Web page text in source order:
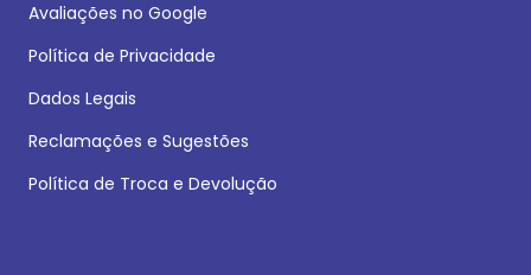
Avaliações no Google
Política de Privacidade
Dados Legais
Reclamações e Sugestões
Política de Troca e Devolução